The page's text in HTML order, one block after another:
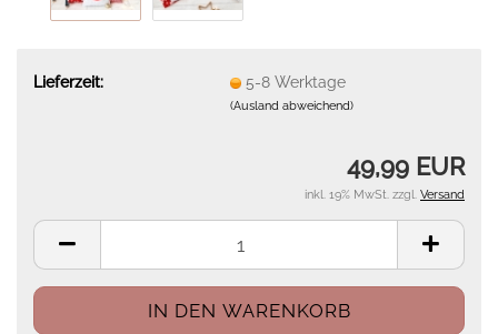
Lieferzeit: 5-8 Werktage
(Ausland abweichend)
49,99 EUR
inkl. 19% MwSt. zzgl. Versand